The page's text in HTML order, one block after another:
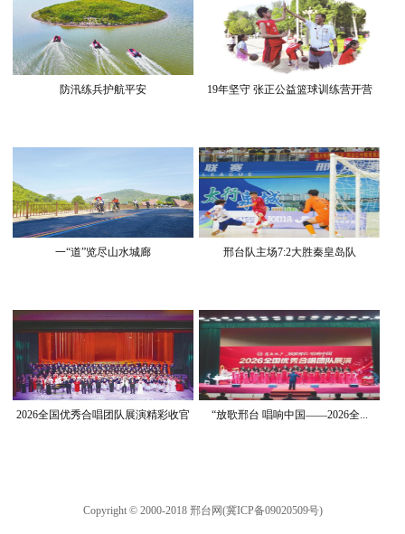
防汛练兵护航平安 19年坚守 张正公益篮球训练营开营
一“道”览尽山水城廊 邢台队主场7:2大胜秦皇岛队
2026全国优秀合唱团队展演精彩收官 “放歌邢台 唱响中国——2026全...